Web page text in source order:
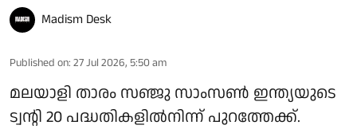
Madism Desk
Published on: 27 Jul 2026, 5:50 am
മലയാളി താരം സഞ്ജു സാംസൺ ഇന്ത്യയുടെ
ട്വന്റി 20 പദ്ധതികളിൽനിന്ന് പുറത്തേക്ക്.